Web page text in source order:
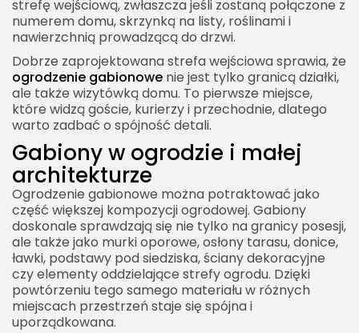
strefę wejściową, zwłaszcza jeśli zostaną połączone z
numerem domu, skrzynką na listy, roślinami i
nawierzchnią prowadzącą do drzwi.
Dobrze zaprojektowana strefa wejściowa sprawia, że
ogrodzenie gabionowe nie jest tylko granicą działki,
ale także wizytówką domu. To pierwsze miejsce,
które widzą goście, kurierzy i przechodnie, dlatego
warto zadbać o spójność detali.
Gabiony w ogrodzie i małej
architekturze
Ogrodzenie gabionowe można potraktować jako
część większej kompozycji ogrodowej. Gabiony
doskonale sprawdzają się nie tylko na granicy posesji,
ale także jako murki oporowe, osłony tarasu, donice,
ławki, podstawy pod siedziska, ściany dekoracyjne
czy elementy oddzielające strefy ogrodu. Dzięki
powtórzeniu tego samego materiału w różnych
miejscach przestrzeń staje się spójna i
uporządkowana.